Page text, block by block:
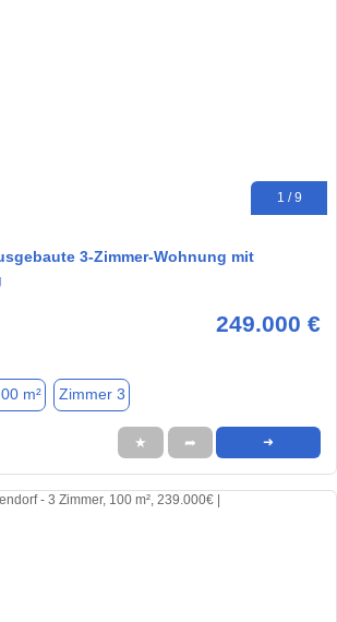
1 / 9
3-Zimmer-Wohnung mit
249.000 €
m² Zimmer 3
★ ➦ ➜